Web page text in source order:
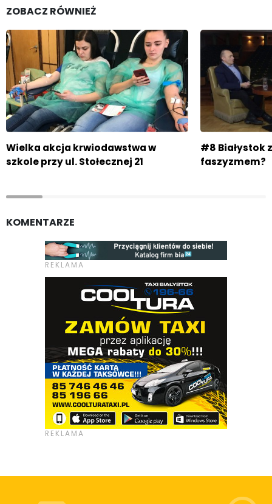
ZOBACZ RÓWNIEŻ
Wielka akcja krwiodawstwa w
szkole przy ul. Stołecznej 21
#8 Białystok
faszyzmem?
KOMENTARZE